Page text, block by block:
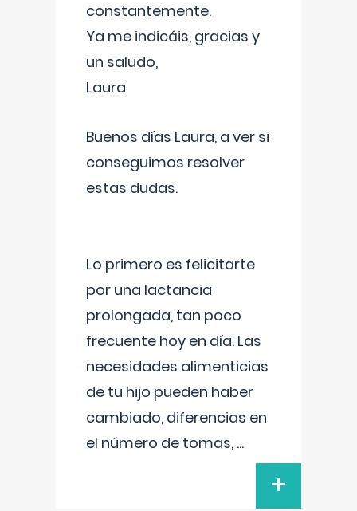
constantemente.
Ya me indicáis, gracias y
un saludo,
Laura
Buenos días Laura, a ver si
conseguimos resolver
estas dudas.
Lo primero es felicitarte
por una lactancia
prolongada, tan poco
frecuente hoy en día. Las
necesidades alimenticias
de tu hijo pueden haber
cambiado, diferencias en
el número de tomas, ...
+